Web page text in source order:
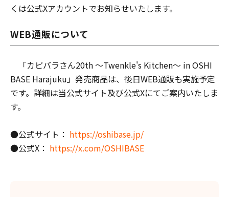
くは公式Xアカウントでお知らせいたします。
WEB通販について
「カピバラさん20th ～Twenkle's Kitchen～ in OSHI
BASE Harajuku」発売商品は、後日WEB通販も実施予定
です。詳細は当公式サイト及び公式Xにてご案内いたしま
す。
●公式サイト： https://oshibase.jp/
●公式X： https://x.com/OSHIBASE